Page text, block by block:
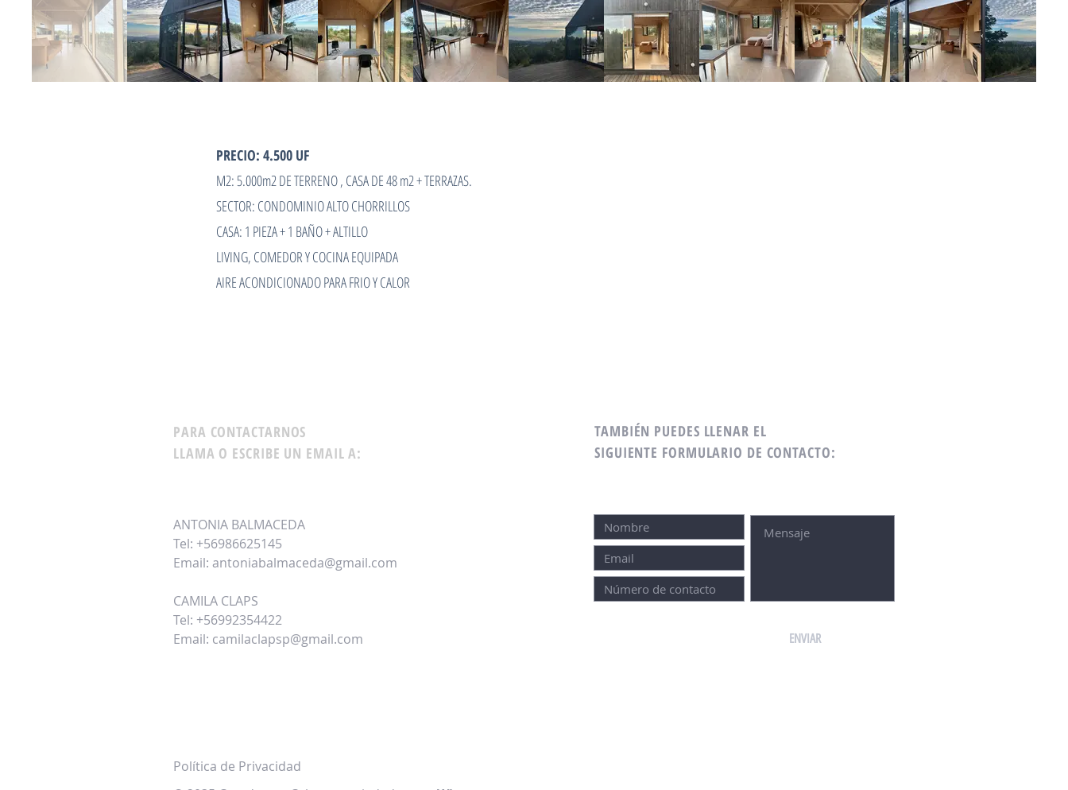
PRECIO: 4.500 UF
M2: 5.000m2 DE TERRENO , CASA DE 48 m2 + TERRAZAS.
SECTOR: CONDOMINIO ALTO CHORRILLOS
CASA: 1 PIEZA + 1 BAÑO + ALTILLO
LIVING, COMEDOR Y COCINA EQUIPADA
AIRE ACONDICIONADO PARA FRIO Y CALOR
PARA CONTACTARNOS
LLAMA O ESCRIBE UN EMAIL A:
TAMBIÉN PUEDES LLENAR EL
SIGUIENTE FORMULARIO DE CONTACTO:
ANTONIA BALMACEDA
Tel: +56986625145
Email: antoniabalmaceda@gmail.com
CAMILA CLAPS
Tel: +56992354422
Email: camilaclapsp@gmail.com ENVIAR
Política de Privacidad